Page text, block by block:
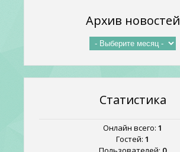
Архив новостей
Статистика
Онлайн всего: 1
Гостей: 1